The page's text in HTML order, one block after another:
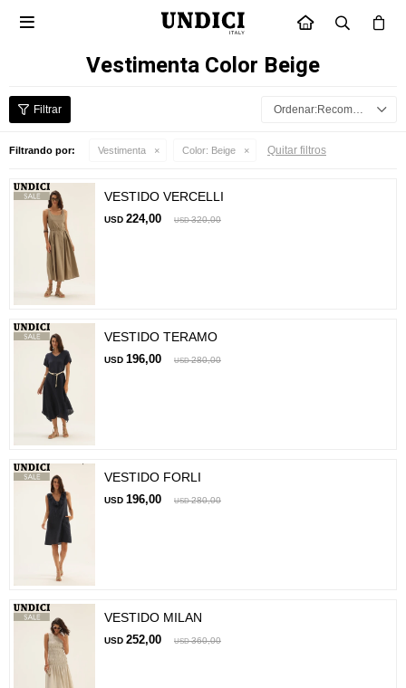
INICIO

Vestimenta Color Beige
Recomendados
Filtrando por: Vestimenta Color: Beige Quitar filtros
VESTIDO VERCELLI
USD 224,00 USD 320,00
VESTIDO TERAMO
USD 196,00 USD 280,00
VESTIDO FORLI
USD 196,00 USD 280,00
VESTIDO MILAN
USD 252,00 USD 360,00